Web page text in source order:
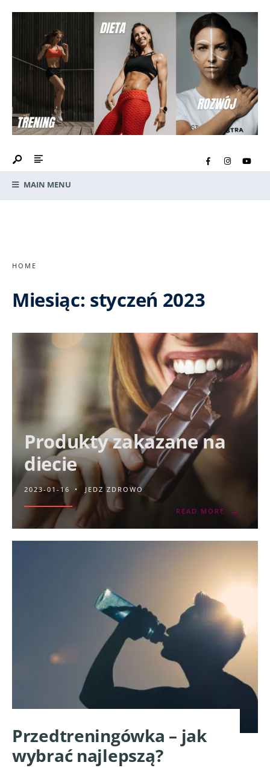
MAIN MENU
HOME
Miesiąc: styczeń 2023
Produkty zakazane na
diecie
2023-01-16 • JEDZ ZDROWO
READ MORE →
Przedtreningówka – jak
wybrać najlepszą?